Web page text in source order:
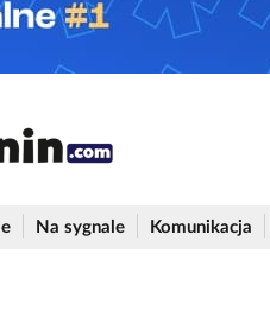
Na sygnale Komunikacja